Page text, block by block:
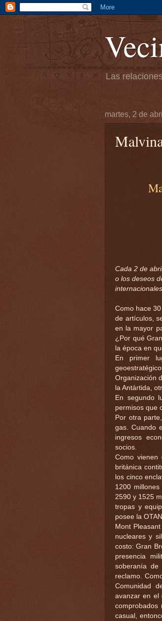
Las
martes, 2 de
Cada 2 de
o los deseos
Como hace
de artículos,
en la mayor
¿Por qué
la época en
En primer
Organización
la Antártida,
En segundo
permisos que
Por otra
gas. Cuando
ingresos
socios.
Como vienen
británica
los cinco
1200
2590 y 1525
tropas y
posee la
Mont
nucleares y
costo: Gran
presencia
soberanía de
reclamo.
Comunidad
avanzar en el
casual,